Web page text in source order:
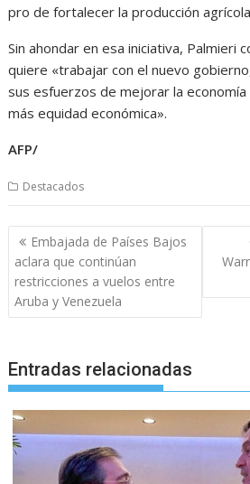
pro de fortalecer la producción
Sin ahondar en esa iniciativa, Palmieri
quiere «trabajar con el nuevo
sus esfuerzos de mejorar la
más equidad económica».
AFP/
Destacados
Navegación
de
entradas
Embajada de Países Bajos
aclara que continúan
restricciones a vuelos entre
Aruba y Venezuela
Entradas relacionadas